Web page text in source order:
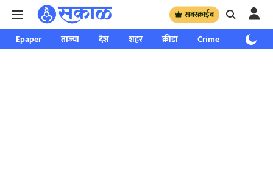
सबस्क्राईब
Epaper ताज्या देश शहर क्रीडा Crime साप्ताहिक